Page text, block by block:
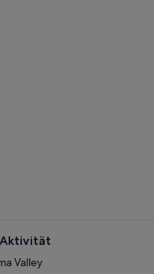
Valley